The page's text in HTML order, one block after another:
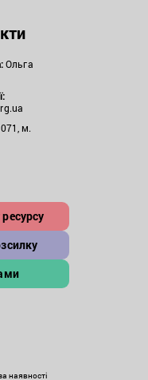
Ольга
м.
наявності